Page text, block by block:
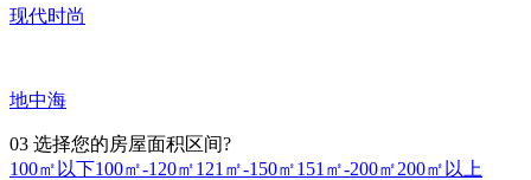
现代时尚
地中海
03 选择您的房屋面积区间?
100㎡以下100㎡-120㎡121㎡-150㎡151㎡-200㎡200㎡以上